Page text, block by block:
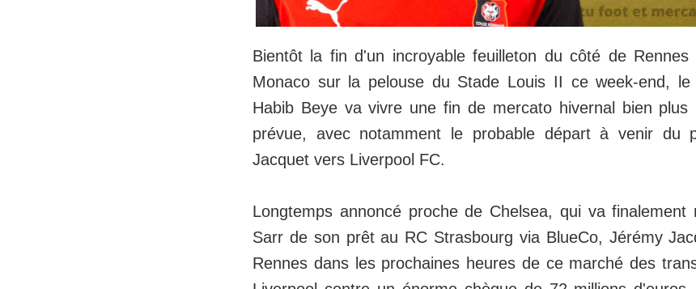
Bientôt la fin d'un incroyable feuilleton du côté de
Monaco sur la pelouse du Stade Louis II ce week-end, le
Habib Beye va vivre une fin de mercato hivernal bien plus
prévue, avec notamment le probable départ à venir du
Jacquet vers Liverpool FC.
Longtemps annoncé proche de Chelsea, qui va finalement
Sarr de son prêt au RC Strasbourg via BlueCo, Jérémy
Rennes dans les prochaines heures de ce marché des